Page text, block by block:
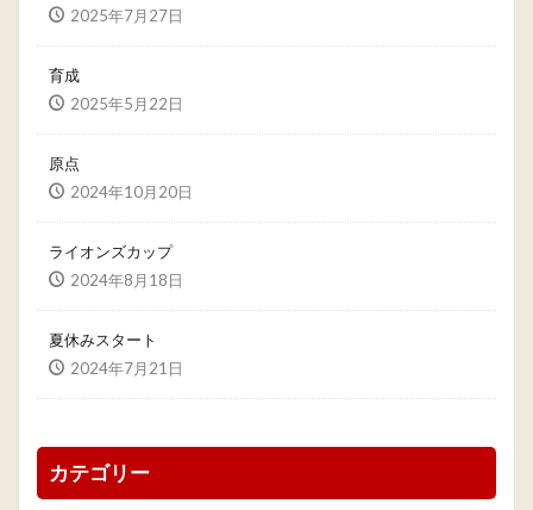
2025年7月27日
育成
2025年5月22日
原点
2024年10月20日
ライオンズカップ
2024年8月18日
夏休みスタート
2024年7月21日
カテゴリー